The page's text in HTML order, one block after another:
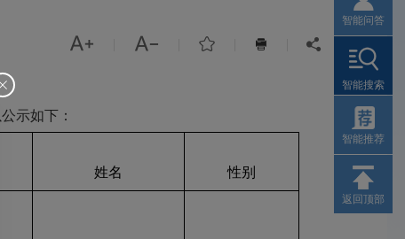
    
示如下：
姓名 性别
智能问答
智能搜索
智能推荐
返回顶部